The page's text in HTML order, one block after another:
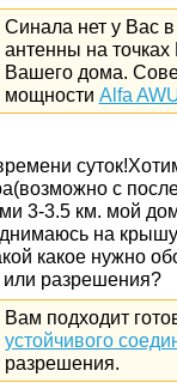
Синала нет у Вас в
антенны на
Вашего дома.
мощности Alfa
с
3-3.5 км. мой
на
какое нужно
или разрешения?
Вам подходит
устойчивого
разрешения.